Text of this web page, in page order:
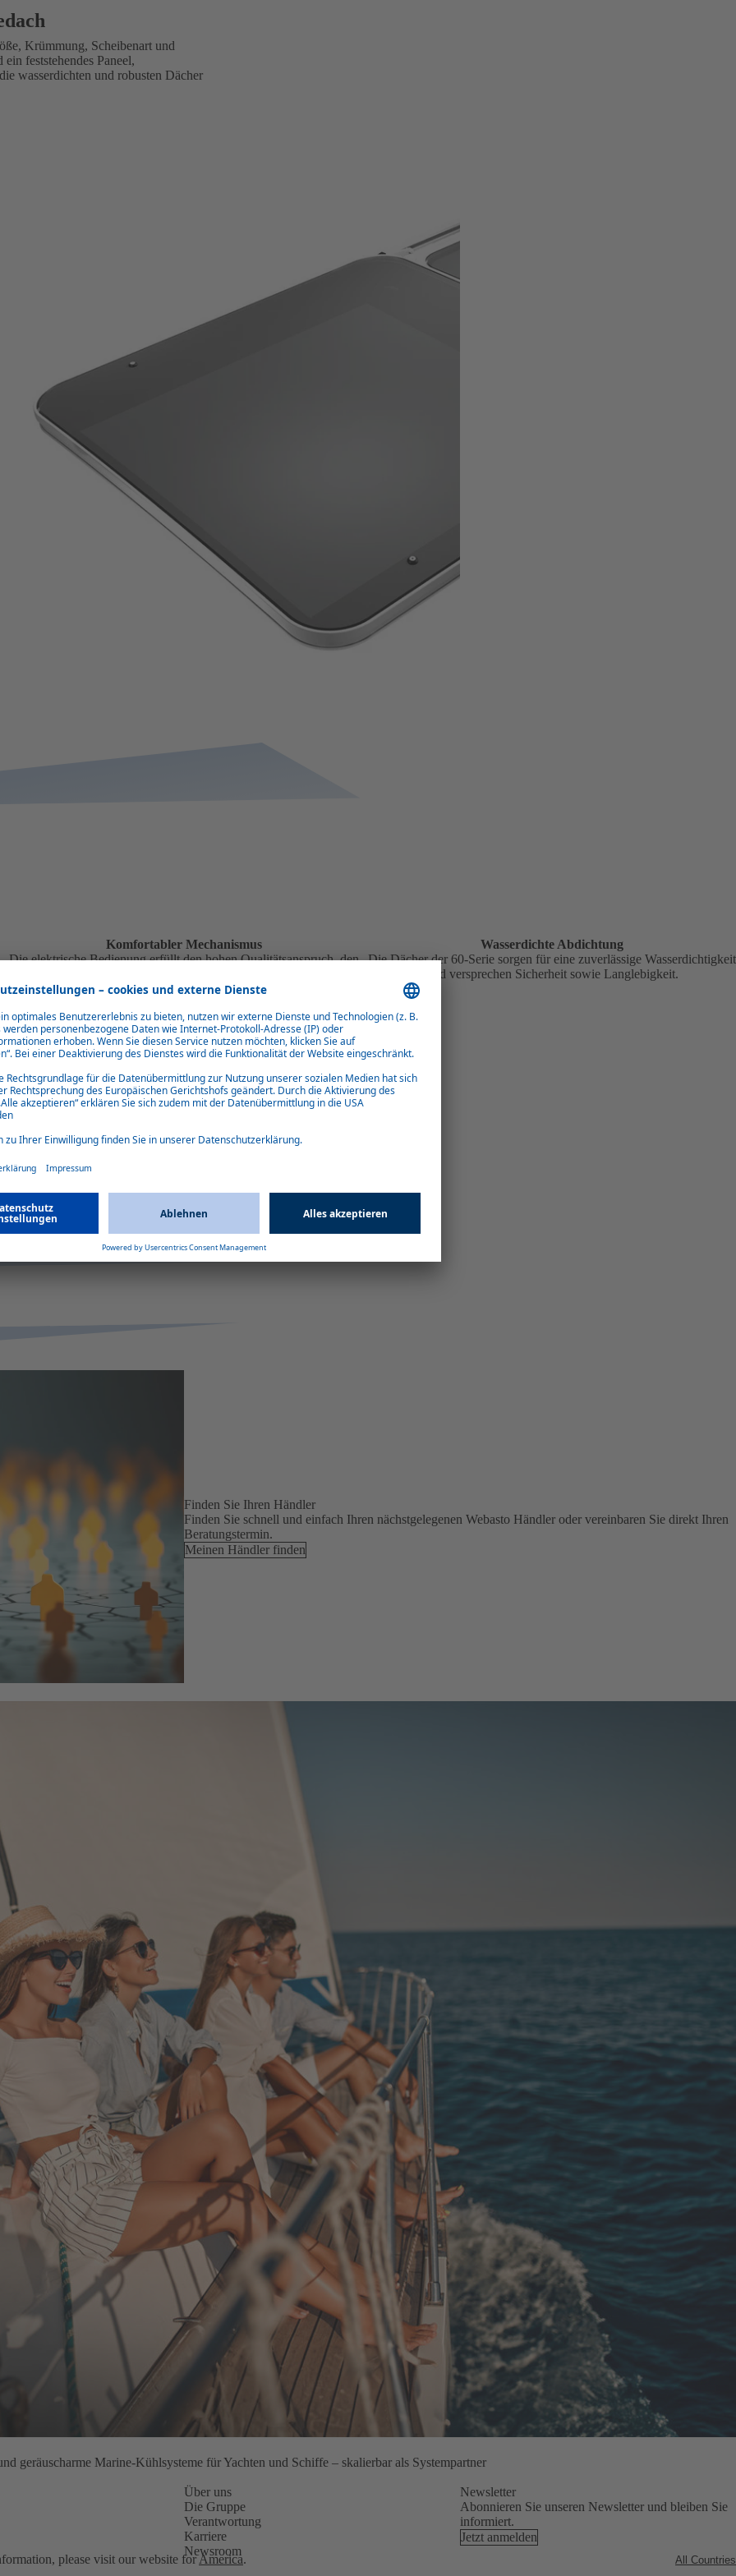
Krümmung, Scheibenart und
feststehendes Paneel,
wasserdichten und robusten Dächer
Komfortabler Mechanismus
Die elektrische Bedienung erfüllt den hohen Qualitätsanspruch, den
auch auf Bootsdächer überträgt.
Wasserdichte Abdichtung
Die Dächer der 60-Serie sorgen für eine zuverlässige Wasserdichtigkeit
und versprechen Sicherheit sowie Langlebigkeit.
Katalog imDownloadbereichzu finden.
Finden Sie Ihren Händler
Finden Sie schnell und einfach Ihren nächstgelegenen Webasto Händler oder vereinbaren Sie direkt Ihren
Beratungstermin.
Meinen Händler finden
geräuscharme Marine-Kühlsysteme für Yachten und Schiffe – skalierbar als Systempartner
Über uns
Die Gruppe
Verantwortung
Karriere
Newsroom
Newsletter
Abonnieren Sie unseren Newsletter und bleiben Sie
informiert.
Jetzt anmelden
please visit our website forAmerica. All Countries